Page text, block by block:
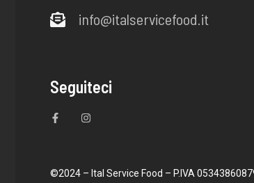
info@italservicefood.it
Seguiteci
a
c
k
n
s
a
©2024 – Ital Service Food – P.IVA